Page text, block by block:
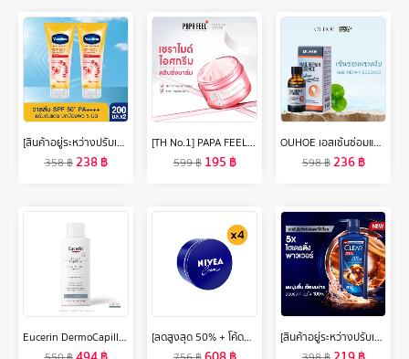
[สินค้าอยู่ระหว่างปรับเปลี่ยนขนาด] วาสลีน เฮลธี ไบรท์ เซรั่มกันแดด ซันแอนด์โพลูชั่น โพรเทคชั่น SPF50+ PA+++ ปกป้องมลภาวะ 170 มล. x2 Vaseline Healthy Bright Serum SPF50 PA+++ Sun + Pollution Protection 170 ml. x2
358฿238฿
[TH No.1] PAPA FEEL Ceramide คลีนซิ่งบาล์ม อ่อนโยน ไม่ระคายเคือง และบำรุงผิว ละลายเมคอัพเร็วใน คลีนหมดจด รูขุมขนและสิ่งสกปรก ไม่ง้อสำลี คลีนซิ่ง CleansingBalm 40g/70g - ทุกสภาพผิว
599฿ 195 ฿
OUHOE เอสเซ้นซ่อมแซมเล็บ Nail Repair Essence เล็บเท้าคุด เอสเซนส์ซ่อมแซมเชื้อราที่เล็บ ทำให้เล็บนุ่ม เล็บหนาขึ้น เล็บเรียบเนียน (30ml)
598฿236฿
Eucerin DermoCapillaire RE-VITALIZING SHAMPOO THINNING HAIR 250 ML ยูเซอริน เดอร์โมคาพิลแลร์ รีไวทัลไลซิ่ง แชมพู ทินนิ่ง แฮร์ 250 มล. (บำรุงเส้นผม)
[ลดสูงสุด 50% + โค้ดลดเพิ่ม 20%]นีเวีย ครีมบำรุงผิว สูตรเข้มข้น 250 มล. 4 ชิ้น NIVEA
[สินค้าอยู่ระหว่างปรับเปลี่ยนขนาด] เคลียร์ เมน 3in1 แชมพู บอดี้วอช แอ็คทีฟคูล สำหรับผู้ชาย เพื่อเส้นผม หนังศีรษะ และผิวกาย 390 มล. x2 Clear Men 3in